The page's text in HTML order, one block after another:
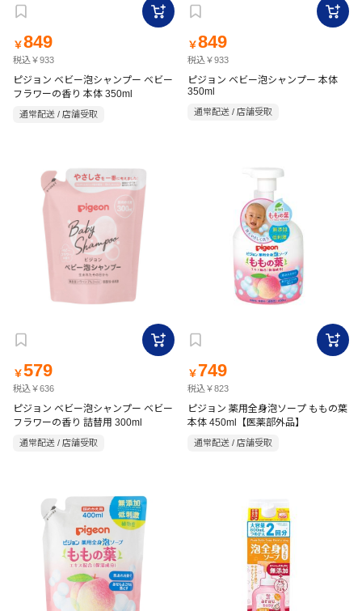
￥849
税込￥933
ピジョン ベビー泡シャンプー ベビー
フラワーの香り 本体 350ml
通常配送 / 店舗受取
￥849
税込￥933
ピジョン ベビー泡シャンプー 本体
350ml
通常配送 / 店舗受取
￥579
税込￥636
ピジョン ベビー泡シャンプー ベビー
フラワーの香り 詰替用 300ml
通常配送 / 店舗受取
￥ 749
税込￥823
ピジョン 薬用全身泡ソープ ももの葉
本体 450ml【医薬部外品】
通常配送 / 店舗受取